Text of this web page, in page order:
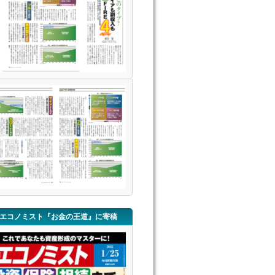
コノミスト『お金の王道』に寄稿